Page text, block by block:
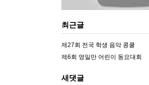
최근글
제27회 전국 학생 음악 콩쿨
제6회 영일만 어린이 동요대회
새댓글